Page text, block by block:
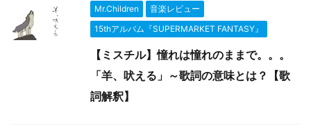
Mr.Children
音楽レビュー
15thアルバム『SUPERMARKET FANTASY』
【ミスチル】憧れは憧れのままで。。。
「羊、吠える」～歌詞の意味とは？【歌
詞解釈】